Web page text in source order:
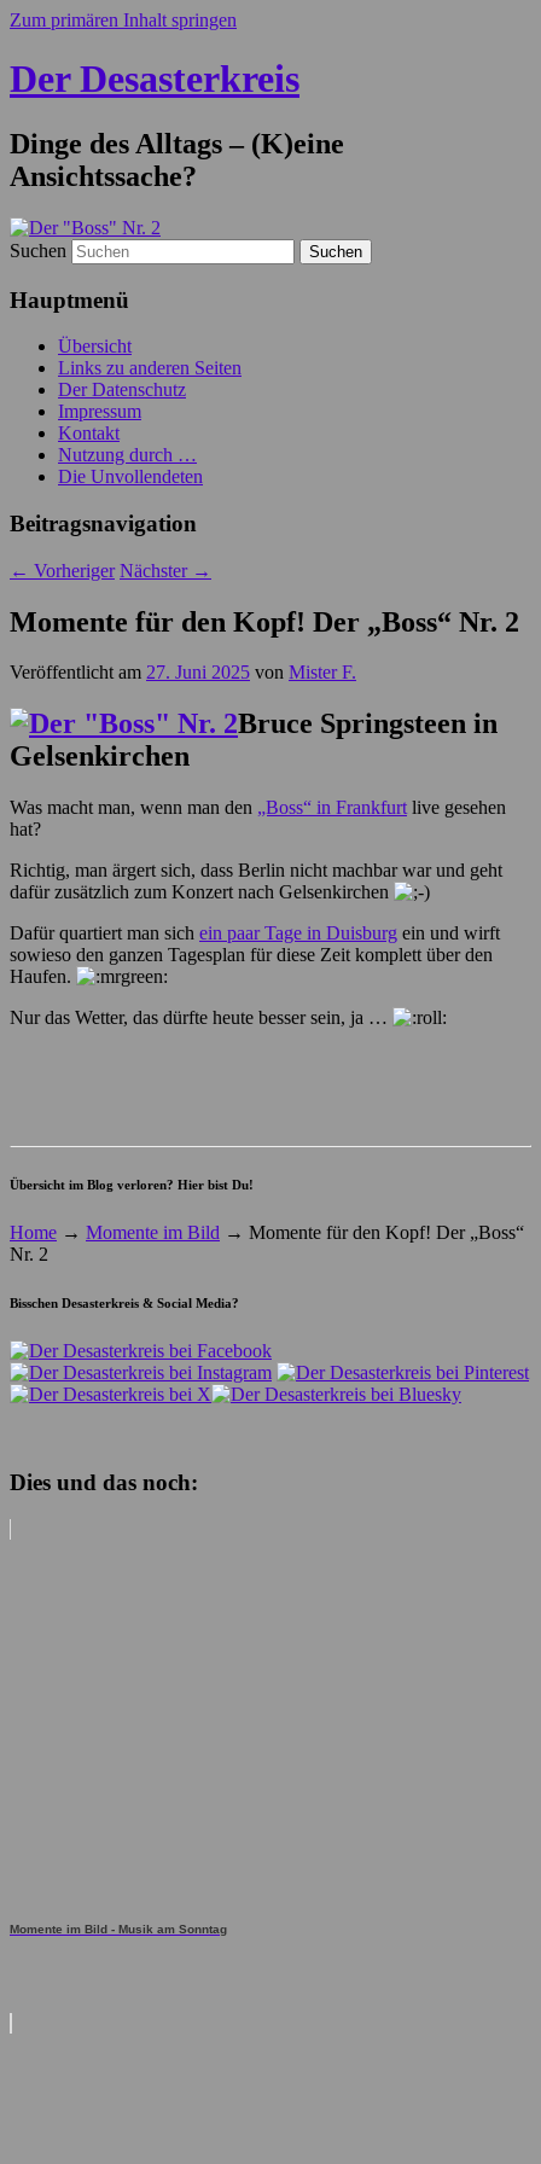
Zum primären Inhalt springen
Der Desasterkreis
Dinge des Alltags – (K)eine
Ansichtssache?
Suchen
Hauptmenü
Übersicht
Links zu anderen Seiten
Der Datenschutz
Impressum
Kontakt
Nutzung durch …
Die Unvollendeten
Beitragsnavigation
← Vorheriger Nächster →
Momente für den Kopf! Der „Boss“ Nr. 2
Veröffentlicht am 27. Juni 2025 von Mister F.
Bruce Springsteen in
Gelsenkirchen
Was macht man, wenn man den „Boss“ in Frankfurt live gesehen
hat?
Richtig, man ärgert sich, dass Berlin nicht machbar war und geht
dafür zusätzlich zum Konzert nach Gelsenkirchen
Dafür quartiert man sich ein paar Tage in Duisburg ein und wirft
sowieso den ganzen Tagesplan für diese Zeit komplett über den
Haufen.
Nur das Wetter, das dürfte heute besser sein, ja …
Übersicht im Blog verloren? Hier bist Du!
Home → Momente im Bild → Momente für den Kopf! Der „Boss“
Nr. 2
Bisschen Desasterkreis & Social Media?
Dies und das noch:
Momente im Bild - Musik am Sonntag